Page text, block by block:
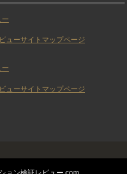
ューサイトマップページ
ューサイトマップページ